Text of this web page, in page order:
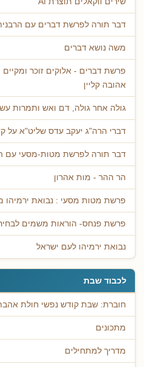
דבר תורה לפרשת דברים עם
משה נושא דברים
פרשת דברים - אלוקים זוכר
אהובה קליין
גולה אחר גולה, דם ואש ותמרות
דברי הרה"ג יעקב עדס שליט"א על
דבר תורה לפרשת מטות-מסעי עם
הר ההר - מות אהרון
פרשת מטות מסעי : נבואת ירמיהו
פרשת פנחס- הוראות משמים
נבואת ירמיהו לעם ישראל
לכבוד שבת
חוברת: שבת קודש נפשי חולת
מתכונים
מדריך למתחילים